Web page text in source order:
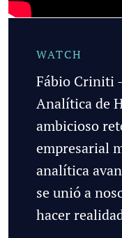
Fábio Criniti
Analítica de
ambicioso
empresarial
analítica
se unió a
hacer